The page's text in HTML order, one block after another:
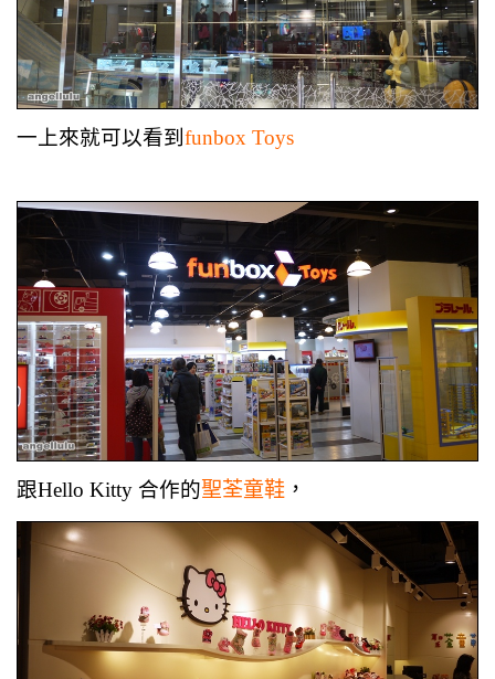
一上來就可以看到 funbox Toys
跟Hello Kitty 合作的聖荃童鞋 ，